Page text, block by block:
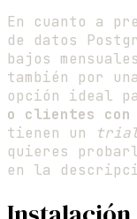
En cuanto a
de datos
bajos
también por
opción ideal
o clientes con
tienen un
quieres
en la